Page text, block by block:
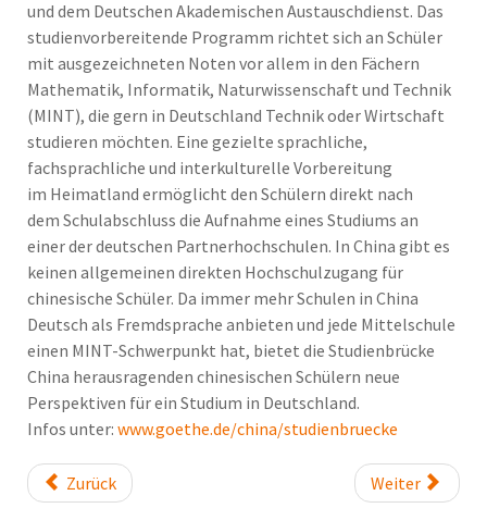
und dem Deutschen Akademischen Austauschdienst. Das
studienvorbereitende Programm richtet sich an Schüler
mit ausgezeichneten Noten vor allem in den Fächern
Mathematik, Informatik, Naturwissenschaft und Technik
(MINT), die gern in Deutschland Technik oder Wirtschaft
studieren möchten. Eine gezielte sprachliche,
fachsprachliche und interkulturelle Vorbereitung
im Heimatland ermöglicht den Schülern direkt nach
dem Schulabschluss die Aufnahme eines Studiums an
einer der deutschen Partnerhochschulen. In China gibt es
keinen allgemeinen direkten Hochschulzugang für
chinesische Schüler. Da immer mehr Schulen in China
Deutsch als Fremdsprache anbieten und jede Mittelschule
einen MINT-Schwerpunkt hat, bietet die Studienbrücke
China herausragenden chinesischen Schülern neue
Perspektiven für ein Studium in Deutschland.
Infos unter: www.goethe.de/china/studienbruecke
Zurück Weiter